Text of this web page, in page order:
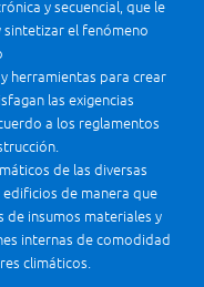
y secuencial, que le
el fenómeno
herramientas para crear
las exigencias
a los reglamentos
de las diversas
de manera que
de insumos materiales y
internas de comodidad
climáticos.